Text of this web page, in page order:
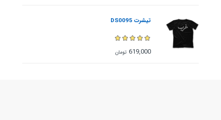
تیشرت DS0095
619,000 تومان